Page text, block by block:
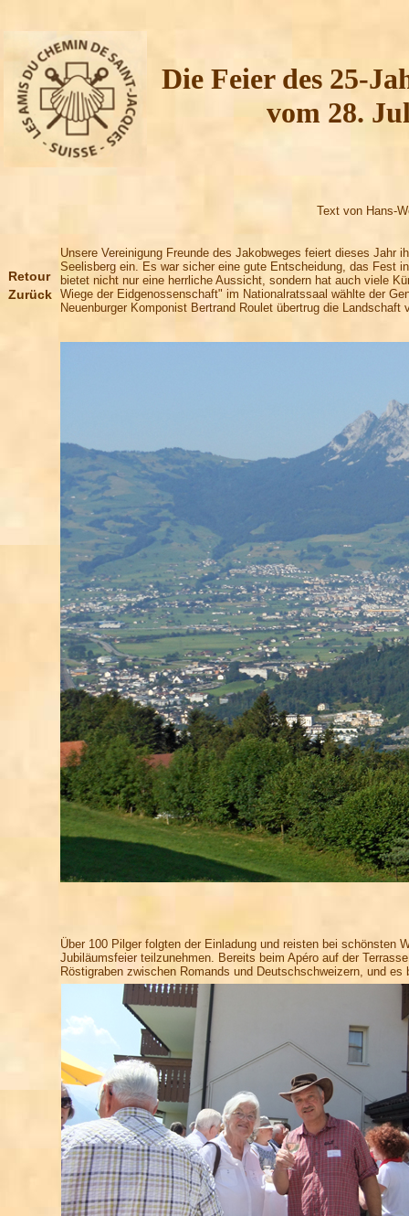
Die Feier des 25-
vom 28.
Text von Hans-
Retour
Zurück
Unsere Vereinigung Freunde des Jakobweges feiert dieses
Seelisberg ein. Es war sicher eine gute Entscheidung, das Fest
bietet nicht nur eine herrliche Aussicht, sondern hat auch viele
Wiege der Eidgenossenschaft" im Nationalratssaal wählte der
Neuenburger Komponist Bertrand Roulet übertrug die
Über 100 Pilger folgten der Einladung und reisten bei
Jubiläumsfeier teilzunehmen. Bereits beim Apéro auf der
Röstigraben zwischen Romands und Deutschschweizern, und